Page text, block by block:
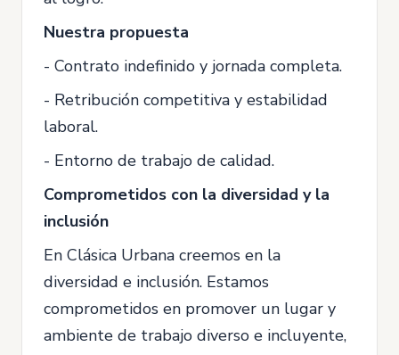
Nuestra propuesta
- Contrato indefinido y jornada completa.
- Retribución competitiva y estabilidad
laboral.
- Entorno de trabajo de calidad.
Comprometidos con la diversidad y la
inclusión
En Clásica Urbana creemos en la
diversidad e inclusión. Estamos
comprometidos en promover un lugar y
ambiente de trabajo diverso e incluyente,